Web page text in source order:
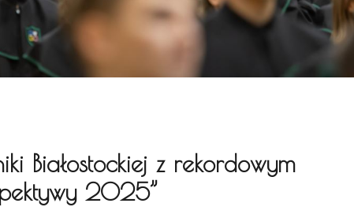
Białostockiej z rekordowym
2025”